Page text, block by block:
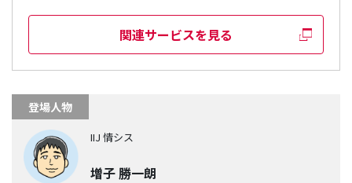
関連サービスを見る
登場人物
IIJ 情シス
増子 勝一朗